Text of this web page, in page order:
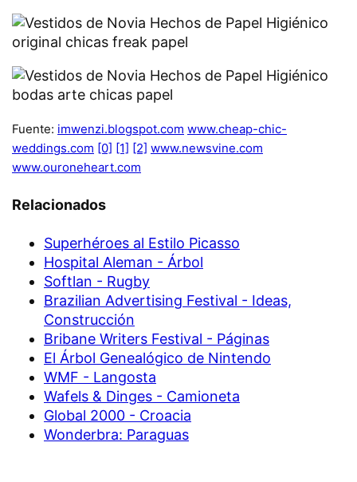
Fuente: imwenzi.blogspot.com www.cheap-chic-
weddings.com [0] [1] [2] www.newsvine.com
www.ouroneheart.com
Relacionados
Superhéroes al Estilo Picasso
Hospital Aleman - Árbol
Softlan - Rugby
Brazilian Advertising Festival - Ideas,
Construcción
Bribane Writers Festival - Páginas
El Árbol Genealógico de Nintendo
WMF - Langosta
Wafels & Dinges - Camioneta
Global 2000 - Croacia
Wonderbra: Paraguas